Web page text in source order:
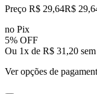
Preço R$ 29,64R$ 29,
no Pix
5% OFF
Ou 1x de R$ 31,20
Ver opções de